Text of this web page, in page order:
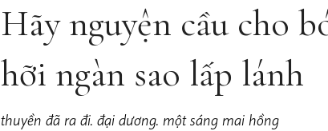
Hãy nguyện cầu cho
hỡi ngàn sao lấp lánh
thuyền đã ra đi. đại dương. một sáng mai hồng